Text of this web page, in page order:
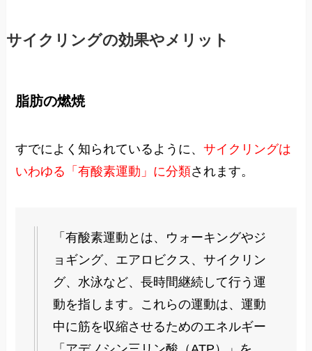
サイクリングの効果やメリット
脂肪の燃焼
すでによく知られているように、サイクリングは
いわゆる「有酸素運動」に分類されます。
「有酸素運動とは、ウォーキングやジ
ョギング、エアロビクス、サイクリン
グ、水泳など、長時間継続して行う運
動を指します。これらの運動は、運動
中に筋を収縮させるためのエネルギー